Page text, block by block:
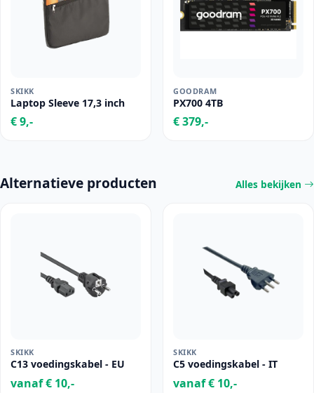
SKIKK
Laptop Sleeve 17,3 inch
€ 9,-
GOODRAM
PX700 4TB
€ 379,-
Alternatieve producten Alles bekijken
SKIKK
C13 voedingskabel - EU
vanaf € 10,-
SKIKK
C5 voedingskabel - IT
vanaf € 10,-